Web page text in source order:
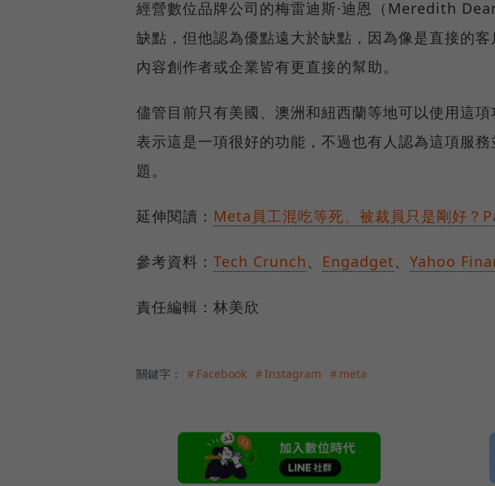
經營數位品牌公司的梅雷迪斯·迪恩（Meredith
缺點，但他認為優點遠大於缺點，因為像是直接的
內容創作者或企業皆有更直接的幫助。
儘管目前只有美國、澳洲和紐西蘭等地可以使用這
表示這是一項很好的功能，不過也有人認為這項服
題。
延伸閱讀： Meta員工混吃等死、被裁員只是剛好？
參考資料： Tech Crunch、 Engadget、 Yahoo
責任編輯：林美欣
關鍵字： ＃Facebook ＃Instagram ＃meta